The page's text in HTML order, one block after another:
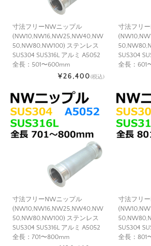
寸法フリーNWニップル
(NW10,NW16,NW25,NW40,NW
50,NW80,NW100) ステンレス
SUS304 SUS316L アルミ A5052
全長：501〜600mm
¥26,400(税込)
寸法フリ
SUS304
全長：601
寸法フリーNWニップル
(NW10,NW16,NW25,NW40,NW
50,NW80,NW100) ステンレス
SUS304 SUS316L アルミ A5052
全長：701〜800mm
寸法フリ
SUS304
全長：801